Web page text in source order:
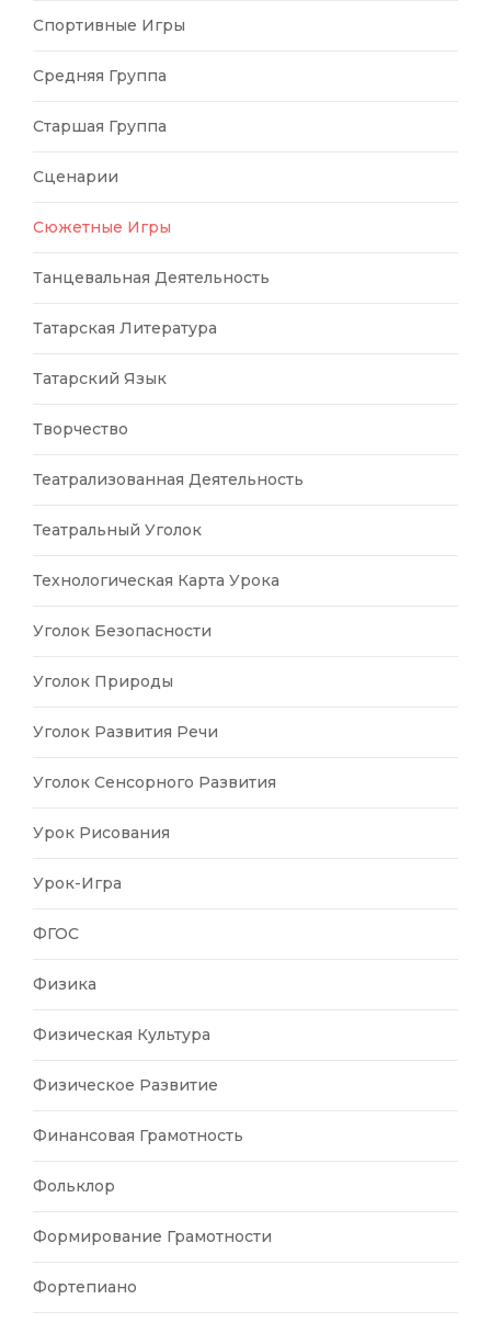
Спортивные Игры
Средняя Группа
Старшая Группа
Сценарии
Сюжетные Игры
Танцевальная Деятельность
Татарская Литература
Татарский Язык
Творчество
Театрализованная Деятельность
Театральный Уголок
Технологическая Карта Урока
Уголок Безопасности
Уголок Природы
Уголок Развития Речи
Уголок Сенсорного Развития
Урок Рисования
Урок-Игра
ФГОС
Физика
Физическая Культура
Физическое Развитие
Финансовая Грамотность
Фольклор
Формирование Грамотности
Фортепиано